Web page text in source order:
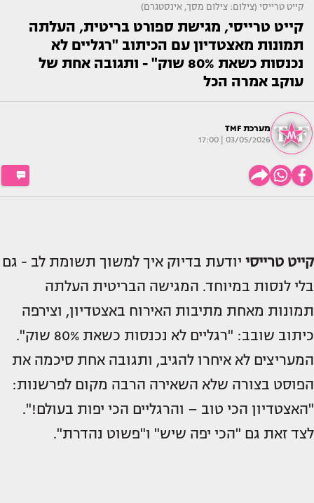
קייט טרייסי (צילום: צילום מסך, אינסטגרם)
קייט טרייסי, מגישת ספורט בריטית, העלתה
תמונות מאצטדיון עם הכיתוב "רגליים לא
נכנסות כשאת 80% שוק" - ותגובה אחת של
עוקב אמרה הכל
מערכת TMF
03/05/2026 | 17:00
קייט טרייסי יודעת בדיוק איך למשוך תשומת לב - גם
בלי לנסות במיוחד. המגישה הבריטית העלתה
תמונות מאחת מתיבות האירוח באצטדיון, וצירפה
כיתוב שובב: "רגליים לא נכנסות כשאת 80% שוק".
המעריצים לא איחרו להגיב, ותגובה אחת סיכמה את
הפוסט בצורה שלא השאירה הרבה מקום לפרשנות:
"האצטדיון הכי טוב – והרגליים הכי יפות בעולם!".
לצד זאת גם "הכי יפה שיש" ו"פשוט נהדרת".